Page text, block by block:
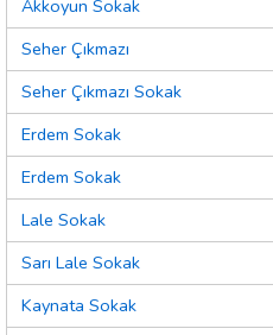
Akkoyun Sokak
Seher Çıkmazı
Seher Çıkmazı Sokak
Erdem Sokak
Erdem Sokak
Lale Sokak
Sarı Lale Sokak
Kaynata Sokak